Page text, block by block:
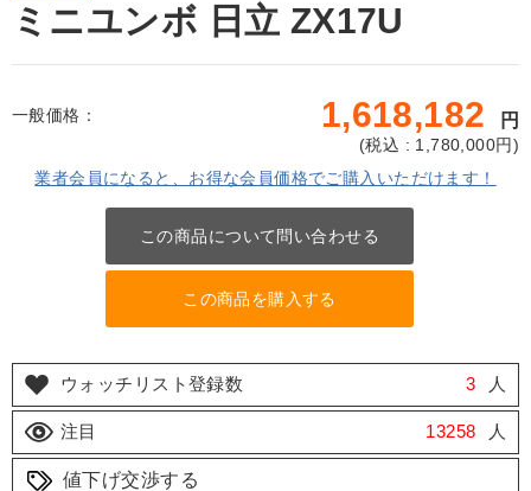
ミニユンボ 日立 ZX17U
一般価格： 1,618,182 円
(税込 : 1,780,000円)
業者会員になると、お得な会員価格でご購入いただけます！
この商品について問い合わせる
この商品を購入する
ウォッチリスト登録数 3 人
注目 13258 人
値下げ交渉する